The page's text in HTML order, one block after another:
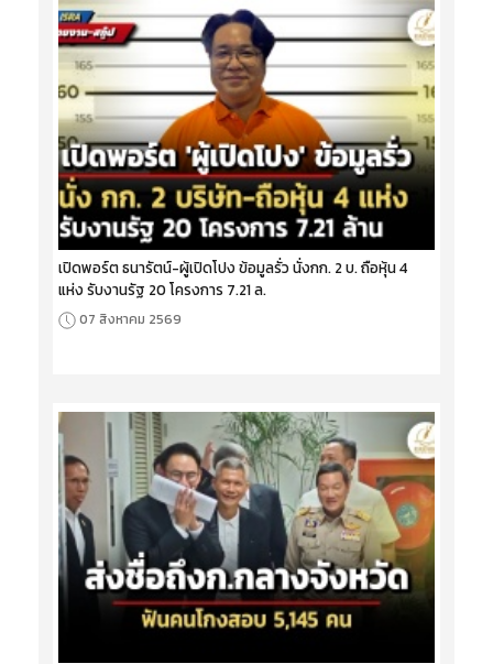
เปิดพอร์ต ธนารัตน์-ผู้เปิดโปง ข้อมูลรั่ว นั่งกก. 2 บ. ถือหุ้น 4
แห่ง รับงานรัฐ 20 โครงการ 7.21 ล.
07 สิงหาคม 2569